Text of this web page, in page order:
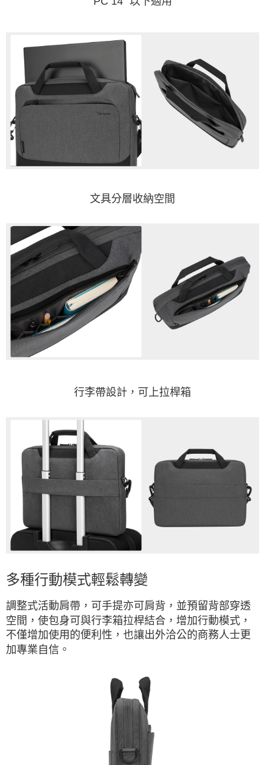
文具分層收納空間
行李帶設計，可上拉桿箱
多種行動模式輕鬆轉變
調整式活動肩帶，可手提亦可肩背，並預留背部穿透
空間，使包身可與行李箱拉桿結合，增加行動模式，
不僅增加使用的便利性，也讓出外洽公的商務人士更
加專業自信。